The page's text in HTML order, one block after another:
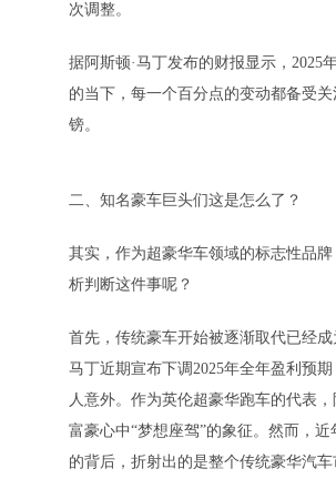
次调整。
据阿斯顿·马丁发布的财报显示，2025
的当下，每一个百分点的变动都备受
镑。
二、知名豪车巨头们这是怎么了？
其实，作为超豪华车领域的标志性品
析判断这件事呢？
首先，传统豪车开始被逐渐取代已经
马丁近期宣布下调2025年全年盈利预
人意外。作为英伦超豪华跑车的代表
富豪心中“梦想座驾”的象征。然而，
的背后，折射出的是整个传统豪华汽